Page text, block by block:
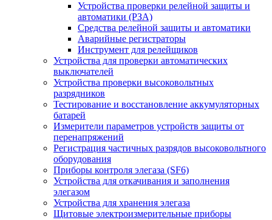
Устройства проверки релейной защиты и
автоматики (РЗА)
Средства релейной защиты и автоматики
Аварийные регистраторы
Инструмент для релейщиков
Устройства для проверки автоматических
выключателей
Устройства проверки высоковольтных
разрядников
Тестирование и восстановление аккумуляторных
батарей
Измерители параметров устройств защиты от
перенапряжений
Регистрация частичных разрядов высоковольтного
оборудования
Приборы контроля элегаза (SF6)
Устройства для откачивания и заполнения
элегазом
Устройства для хранения элегаза
Щитовые электроизмерительные приборы